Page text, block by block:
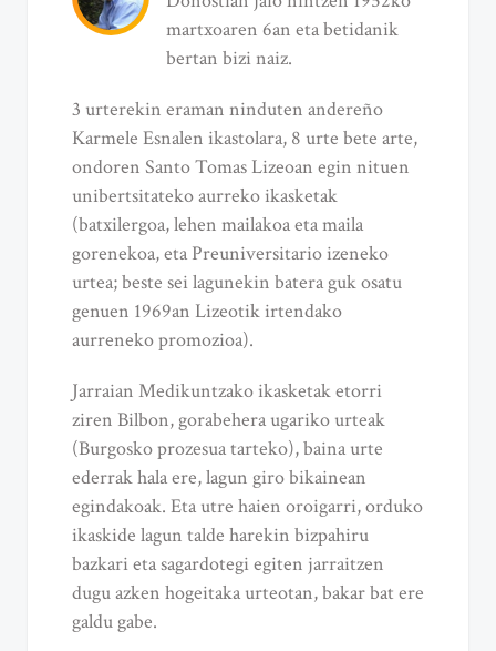
martxoaren 6an eta betidanik
bertan bizi naiz.
3 urterekin eraman ninduten andereño
Karmele Esnalen ikastolara, 8 urte bete arte,
ondoren Santo Tomas Lizeoan egin nituen
unibertsitateko aurreko ikasketak
(batxilergoa, lehen mailakoa eta maila
gorenekoa, eta Preuniversitario izeneko
urtea; beste sei lagunekin batera guk osatu
genuen 1969an Lizeotik irtendako
aurreneko promozioa).
Jarraian Medikuntzako ikasketak etorri
ziren Bilbon, gorabehera ugariko urteak
(Burgosko prozesua tarteko), baina urte
ederrak hala ere, lagun giro bikainean
egindakoak. Eta utre haien oroigarri, orduko
ikaskide lagun talde harekin bizpahiru
bazkari eta sagardotegi egiten jarraitzen
dugu azken hogeitaka urteotan, bakar bat ere
galdu gabe.